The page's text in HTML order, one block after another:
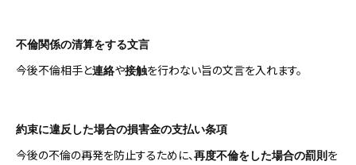
不倫関係の清算をする文言
今後不倫相手と連絡や接触を行わない旨の文言を入れます。
約束に違反した場合の損害金の支払い条項
今後の不倫の再発を防止するために、再度不倫をした場合の罰則 を